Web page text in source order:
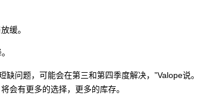
缓。
问题，可能会在第三和第四季度解决，”Valope说。
会有更多的选择，更多的库存。